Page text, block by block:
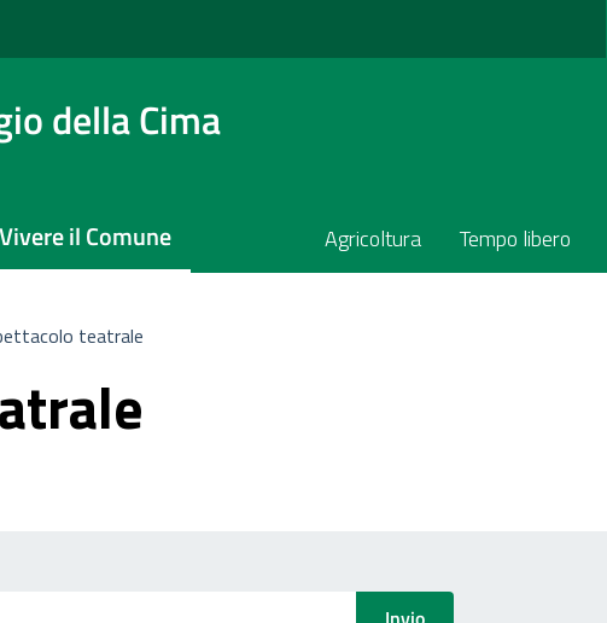
della Cima
Vivere il Comune Agricoltura Tempo libero
teatrale